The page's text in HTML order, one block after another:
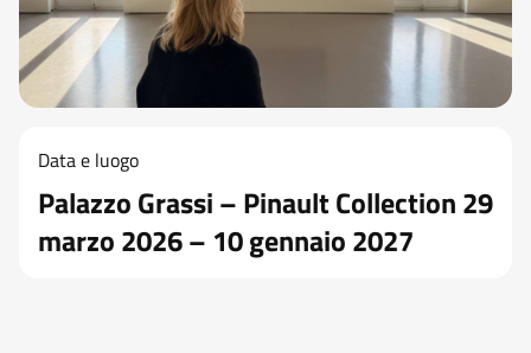
Data e luogo
Palazzo Grassi – Pinault Collection 29
marzo 2026 – 10 gennaio 2027